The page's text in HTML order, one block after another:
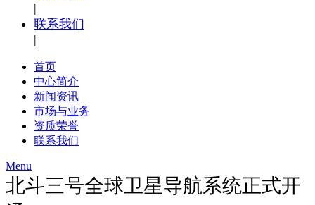
|
联系我们
|
首页
中心简介
新闻资讯
市场与业务
资质荣誉
联系我们
Menu
北斗三号全球卫星导航系统正式开